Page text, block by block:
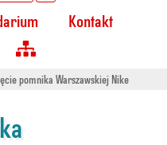
Kontakt
Mapa
Witryny
pomnika Warszawskiej Nike